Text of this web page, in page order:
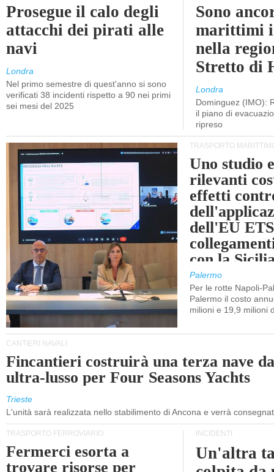
Prosegue il calo degli
attacchi dei pirati alle
navi
Londra
Nel primo semestre di quest'anno si sono
verificati 38 incidenti rispetto a 90 nei primi
sei mesi del 2025
Sono
marittimi
nella
Stretto di
Londra
Dominguez (IMO):
il piano di
ripreso
TRASPORTO
Uno studio
rilevanti
effetti
dell'EU
con la
Palermo
Per le rotte Napoli-
Palermo il costo
milioni e 19,9 milioni
CANTIERI NAVALI
Fincantieri costruirà una terza nave
ultra-lusso per Four Seasons Yachts
Trieste
L'unità sarà realizzata nello stabilimento di Ancona e verrà
TRASPORTO FERROVIARIO
Fermerci esorta a
trovare risorse per
INCIDENTI
Un'altra